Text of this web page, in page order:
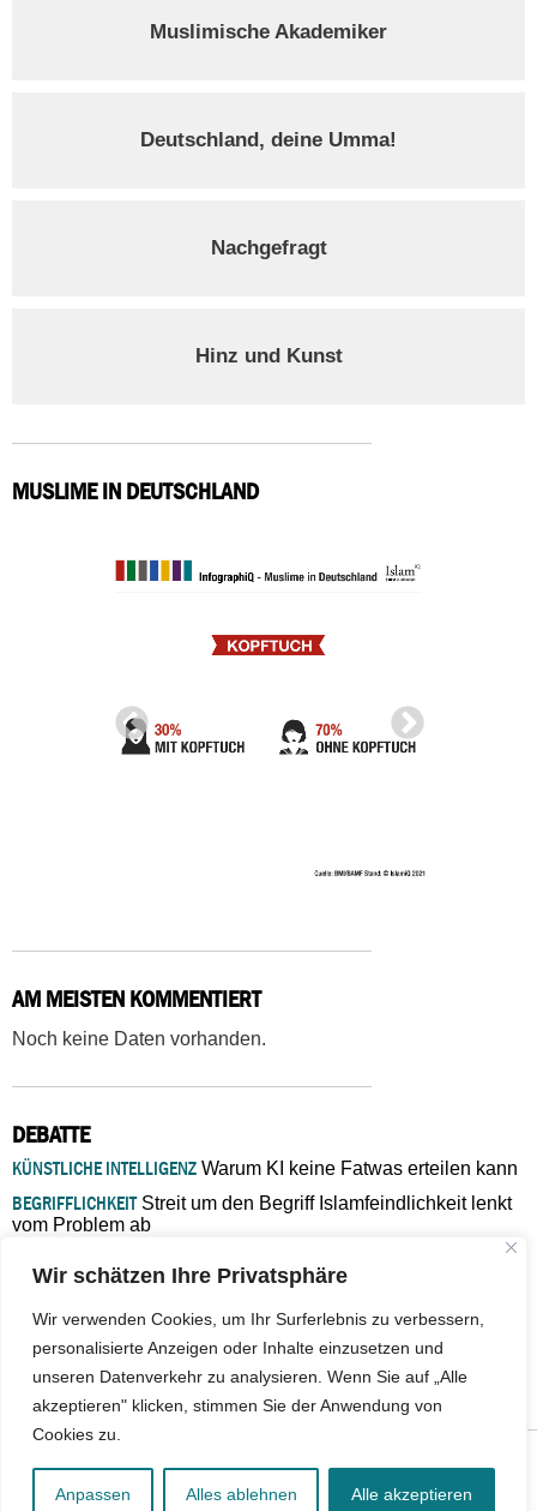
Wir schätzen Ihre Privatsphäre
Wir verwenden Cookies, um Ihr Surferlebnis zu verbessern,
personalisierte Anzeigen oder Inhalte einzusetzen und
unseren Datenverkehr zu analysieren. Wenn Sie auf „Alle
akzeptieren" klicken, stimmen Sie der Anwendung von
Cookies zu.
Anpassen Alles ablehnen Alle akzeptieren
Muslimische Akademiker
Deutschland, deine Umma!
Nachgefragt
Hinz und Kunst
MUSLIME IN DEUTSCHLAND
AM MEISTEN KOMMENTIERT
Noch keine Daten vorhanden.
DEBATTE
KÜNSTLICHE INTELLIGENZ Warum KI keine Fatwas erteilen kann
BEGRIFFLICHKEITStreit um den Begriff Islamfeindlichkeit lenkt
vom Problem ab
Verantwortung bleibt“
ISLAMISCHE FAKULTÄT IN MÜNSTEREine kritische Schwelle für
die deutsche Religionspolitik
GASTBEITRAGWarum die muslimische Welt eine neue
Kontakt|Impressum Barrierefreiheit|Jobs Netiquette|Mediadaten